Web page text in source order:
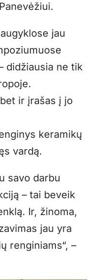
jau
didžiausia ne tik
ir įrašas į jo
keramikų
vardą.
savo darbu
– tai beveik
Ir, žinoma,
jau yra
renginiams“, –